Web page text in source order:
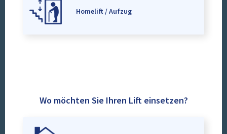
Homelift / Aufzug
Wo möchten Sie Ihren Lift einsetzen?